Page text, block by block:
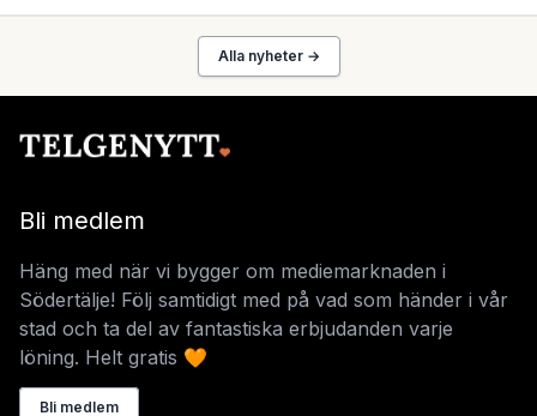
Alla nyheter →
Bli medlem
Häng med när vi bygger om mediemarknaden i
Södertälje! Följ samtidigt med på vad som händer i vår
stad och ta del av fantastiska erbjudanden varje
löning. Helt gratis 🧡
Bli medlem